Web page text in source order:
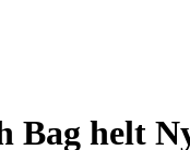
Bag helt